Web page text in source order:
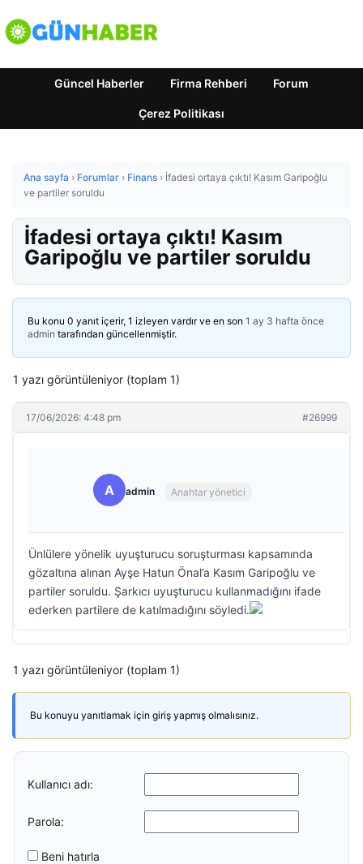
Güncel Haberler Firma Rehberi Forum
Çerez Politikası
Ana sayfa › Forumlar › Finans › İfadesi ortaya çıktı! Kasım Garipoğlu
ve partiler soruldu
İfadesi ortaya çıktı! Kasım
Garipoğlu ve partiler soruldu
Bu konu 0 yanıt içerir, 1 izleyen vardır ve en son 1 ay 3 hafta önce
admin tarafından güncellenmiştir.
1 yazı görüntüleniyor (toplam 1)
17/06/2026: 4:48 pm #26999
A admin Anahtar yönetici
Ünlülere yönelik uyuşturucu soruşturması kapsamında
gözaltına alınan Ayşe Hatun Önal’a Kasım Garipoğlu ve
partiler soruldu. Şarkıcı uyuşturucu kullanmadığını ifade
ederken partilere de katılmadığını söyledi.
1 yazı görüntüleniyor (toplam 1)
Bu konuyu yanıtlamak için giriş yapmış olmalısınız.
Kullanıcı adı:
Parola:
Beni hatırla